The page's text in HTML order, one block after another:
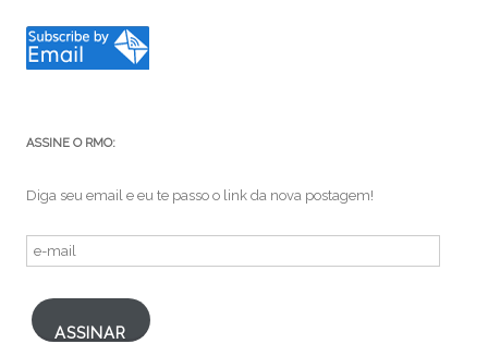
ASSINE O RMO:
Diga seu email e eu te passo o link da nova postagem!
e-
ASSINAR